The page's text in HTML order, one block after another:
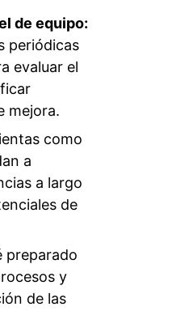
de equipo:
periódicas
evaluar el
mejora.
como
a
a largo
de
preparado
y
de las